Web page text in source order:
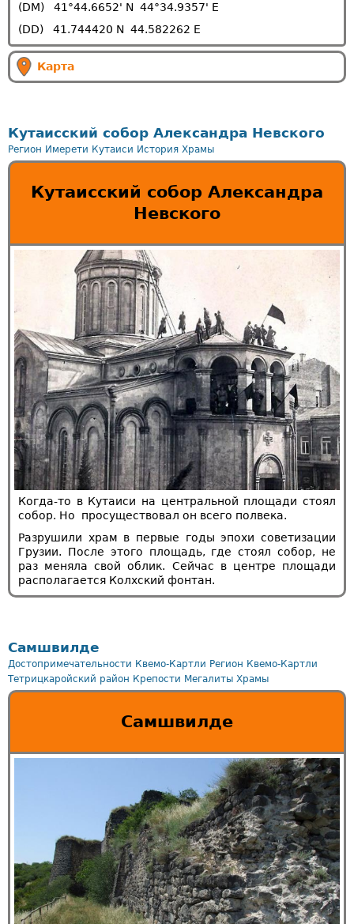
(DM) 41°44.6652' N 44°34.9357' E
(DD) 41.744420 N 44.582262 E
Карта
Кутаисский собор Александра Невского
Регион Имерети Кутаиси История Храмы
Кутаисский собор Александра
Невского
Когда-то в Кутаиси на центральной площади стоял
собор. Но просуществовал он всего полвека.
Разрушили храм в первые годы эпохи советизации
Грузии. После этого площадь, где стоял собор, не
раз меняла свой облик. Сейчас в центре площади
располагается Колхский фонтан.
Самшвилде
Достопримечательности Квемо-Картли Регион Квемо-Картли
Тетрицкаройский район Крепости Мегалиты Храмы
Самшвилде